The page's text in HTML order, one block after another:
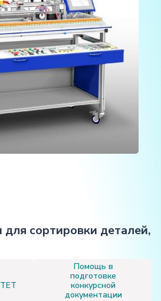
сортировки деталей,
Помощь в
подготовке
конкурсной
документации